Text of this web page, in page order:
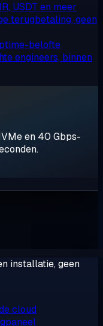
USDT en meer
terugbetaling, geen
belofte
engineers, binnen
en 40 Gbps-
installatie, geen
cloud